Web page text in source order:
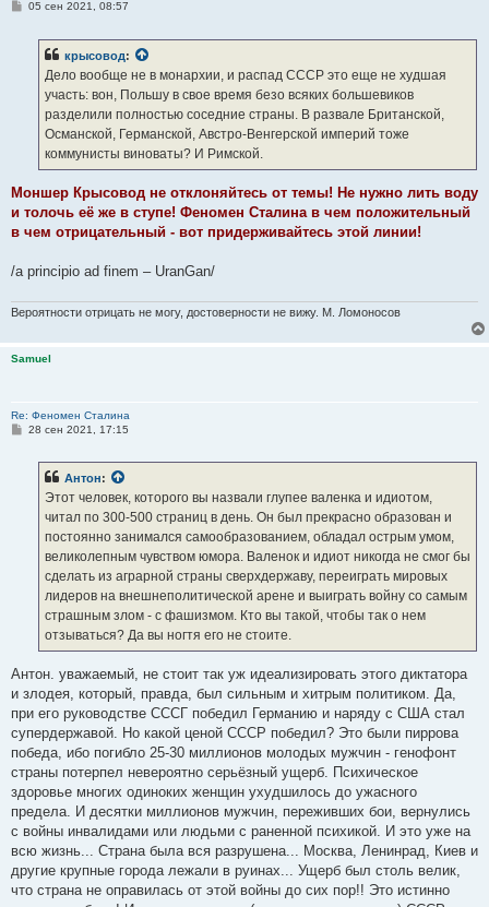
С05 сен 2021, 08:57
крысовод:
Дело вообще не в монархии, и распад СССР это еще не худшая
участь: вон, Польшу в свое время безо всяких большевиков
разделили полностью соседние страны. В развале Британской,
Османской, Германской, Австро-Венгерской империй тоже
коммунисты виноваты? И Римской.
Моншер Крысовод не отклоняйтесь от темы! Не нужно лить воду
и толочь её же в ступе! Феномен Сталина в чем положительный
в чем отрицательный - вот придерживайтесь этой линии!
/a principio ad finem – UranGan/
Вероятности отрицать не могу, достоверности не вижу. М. Ломоносов
Samuel
Re: Феномен Сталина
С28 сен 2021, 17:15
Антон:
Этот человек, которого вы назвали глупее валенка и идиотом,
читал по 300-500 страниц в день. Он был прекрасно образован и
постоянно занимался самообразованием, обладал острым умом,
великолепным чувством юмора. Валенок и идиот никогда не смог бы
сделать из аграрной страны сверхдержаву, переиграть мировых
лидеров на внешнеполитической арене и выиграть войну со самым
страшным злом - с фашизмом. Кто вы такой, чтобы так о нем
отзываться? Да вы ногтя его не стоите.
Антон. уважаемый, не стоит так уж идеализировать этого диктатора
и злодея, который, правда, был сильным и хитрым политиком. Да,
при его руководстве СССГ победил Германию и наряду с США стал
супердержавой. Но какой ценой СССР победил? Это были пиррова
победа, ибо погибло 25-30 миллионов молодых мужчин - генофонт
страны потерпел невероятно серьёзный ущерб. Психическое
здоровье многих одиноких женщин ухудшилось до ужасного
предела. И десятки миллионов мужчин, переживших бои, вернулись
с войны инвалидами или людьми с раненной психикой. И это уже на
всю жизнь... Страна была вся разрушена... Москва, Ленинрад, Киев и
другие крупные города лежали в руинах... Ущерб был столь велик,
что страна не оправилась от этой войны до сих пор!! Это истинно